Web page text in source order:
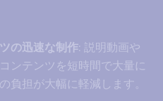
の迅速な制作: 説明動画や
ンテンツを短時間で大量に
負担が大幅に軽減します。